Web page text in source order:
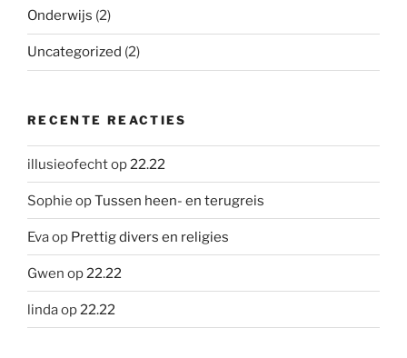
Onderwijs (2)
Uncategorized (2)
RECENTE REACTIES
illusieofechtop22.22
Sophie opTussen heen- en terugreis
Evaop Prettig divers en religies
Gwen op22.22
lindaop22.22